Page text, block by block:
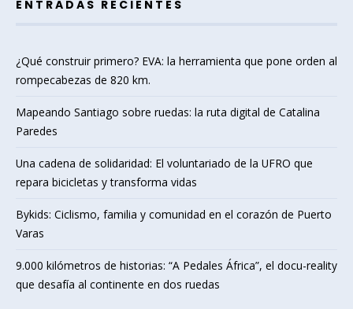
ENTRADAS RECIENTES
¿Qué construir primero? EVA: la herramienta que pone orden al
rompecabezas de 820 km.
Mapeando Santiago sobre ruedas: la ruta digital de Catalina
Paredes
Una cadena de solidaridad: El voluntariado de la UFRO que
repara bicicletas y transforma vidas
Bykids: Ciclismo, familia y comunidad en el corazón de Puerto
Varas
9.000 kilómetros de historias: “A Pedales África”, el docu-reality
que desafía al continente en dos ruedas